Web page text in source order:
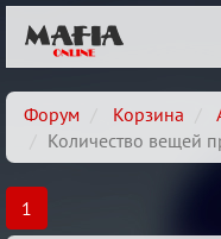
Форум
Корзина
Количество вещей
1